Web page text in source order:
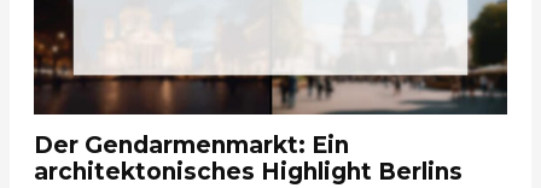
Der Gendarmenmarkt: Ein
architektonisches Highlight Berlins